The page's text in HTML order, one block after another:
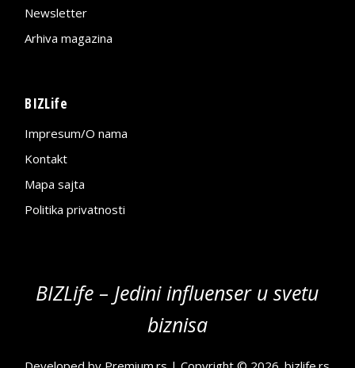
Newsletter
Arhiva magazina
BIZLife
Impresum/O nama
Kontakt
Mapa sajta
Politika privatnosti
BIZLife – Jedini influenser u svetu
biznisa